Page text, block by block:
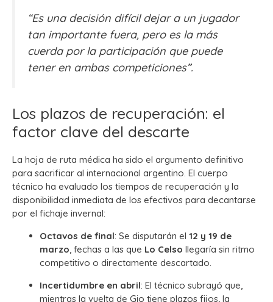
“Es una decisión difícil dejar a un jugador
tan importante fuera, pero es la más
cuerda por la participación que puede
tener en ambas competiciones”.
Los plazos de recuperación: el
factor clave del descarte
La hoja de ruta médica ha sido el argumento definitivo
para sacrificar al internacional argentino. El cuerpo
técnico ha evaluado los tiempos de recuperación y la
disponibilidad inmediata de los efectivos para decantarse
por el fichaje invernal:
Octavos de final: Se disputarán el 12 y 19 de
marzo, fechas a las que Lo Celso llegaría sin ritmo
competitivo o directamente descartado.
Incertidumbre en abril: El técnico subrayó que,
mientras la vuelta de Gio tiene plazos fijos, la